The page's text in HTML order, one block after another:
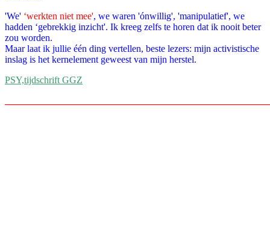
'We' ‘werkten niet mee', we waren 'ónwillig', 'manipulatief', we
hadden ‘gebrekkig inzicht'. Ik kreeg zelfs te horen dat ik nooit beter
zou worden.
Maar laat ik jullie één ding vertellen, beste lezers: mijn activistische
inslag is het kernelement geweest van mijn herstel.
PSY,tijdschrift GGZ